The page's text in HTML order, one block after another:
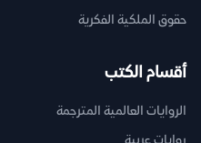
حقوق الملكية الفكرية
أقسام الكتب
الروايات العالمية المترجمة